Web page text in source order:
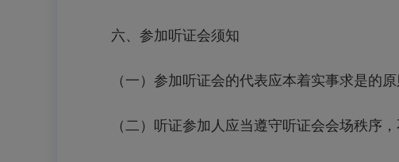
六、参加听证会须知
（一）参加听证会的代表应本着实事求是的原
（二）听证参加人应当遵守听证会会场秩序，